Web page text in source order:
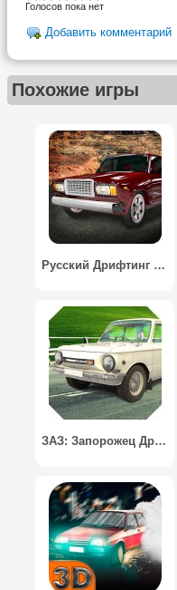
Голосов пока нет
Добавить комментарий
Похожие игры
Русский Дрифтинг 2015 / Lada Drift 2015
ЗАЗ: Запорожец Дрифт / Russian ZAZ: Eliette